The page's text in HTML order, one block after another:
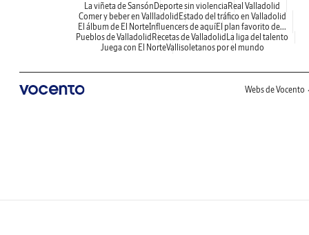
La viñeta de Sansón Deporte sin violencia Real Valladolid
Comer y beber en Vallladolid Estado del tráfico en Valladolid
El álbum de El NorteInfluencers de aquíEl plan favorito de...
Pueblos de Valladolid Recetas de Valladolid La liga del talento
Juega con El NorteVallisoletanos por el mundo
Webs de Vocento